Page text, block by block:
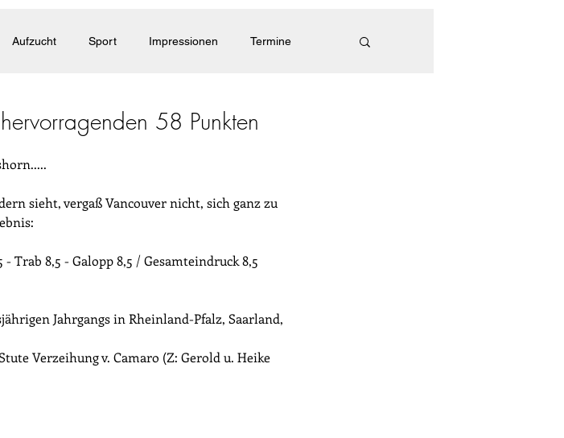
Aufzucht Sport Impressionen Termine
58 Punkten
sieht, vergaß Vancouver nicht, sich ganz zu
Trab 8,5 - Galopp 8,5 / Gesamteindruck 8,5
Jahrgangs in Rheinland-Pfalz, Saarland,
Verzeihung v. Camaro (Z: Gerold u. Heike